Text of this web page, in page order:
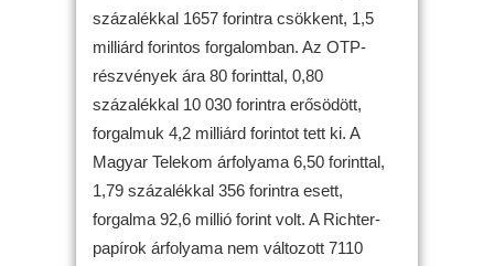
százalékkal 1657 forintra csökkent, 1,5
milliárd forintos forgalomban. Az OTP-
részvények ára 80 forinttal, 0,80
százalékkal 10 030 forintra erősödött,
forgalmuk 4,2 milliárd forintot tett ki. A
Magyar Telekom árfolyama 6,50 forinttal,
1,79 százalékkal 356 forintra esett,
forgalma 92,6 millió forint volt. A Richter-
papírok árfolyama nem változott 7110